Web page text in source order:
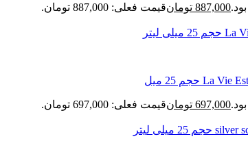
887,000 تومانقیمت فعلی: 887,000 تومان.
697,000 تومانقیمت فعلی: 697,000 تومان.